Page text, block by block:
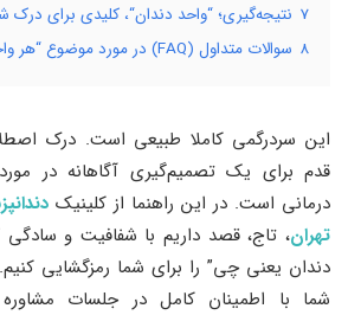
7 نتیجه‌گیری؛ “واحد دندان“، کلیدی برای درک
8 سوالات متداول (FAQ) در مورد موضوع “هر واحد دندان یعنی چه”
این سردرگمی کاملا طبیعی است. درک
قدم برای یک تصمیم‌گیری آگاهانه در
درمانی است. در این راهنما از کلینیک
تهران، تاج، قصد داریم با شفافیت و سادگی
دندان یعنی چی” را برای شما رمزگشایی
شما با اطمینان کامل در جلسات مشاوره